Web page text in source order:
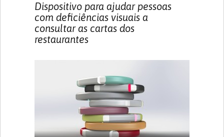
Dispositivo para ajudar pessoas
com deficiências visuais a
consultar as cartas dos
restaurantes